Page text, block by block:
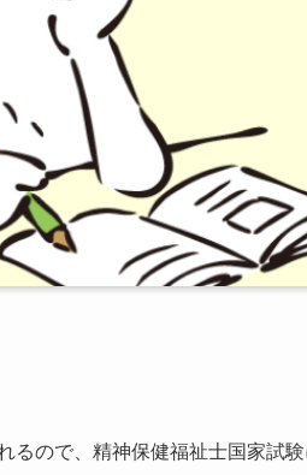
るので、精神保健福祉士国家試